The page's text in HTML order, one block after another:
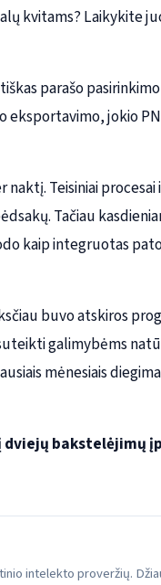
kvitams? Laikykite
parašo
jokio
Teisiniai
Tačiau
kaip integruotas
buvo atskiros
galimybėms
mėnesiais
bakstelėjimų
intelekto proveržių.